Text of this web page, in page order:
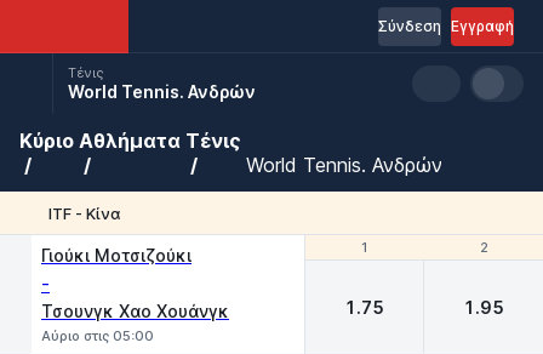
Εγγραφή
Σύνδεση
Τένις
World Tennis. Ανδρών
Κύριο Αθλήματα Τένις
World Tennis. Ανδρών
ITF - Κίνα
1 2
Γιούκι Μοτσιζούκι
-
Τσουνγκ Χαο Χουάνγκ
Αύριο στις 05:00
1 2
1.75 1.95